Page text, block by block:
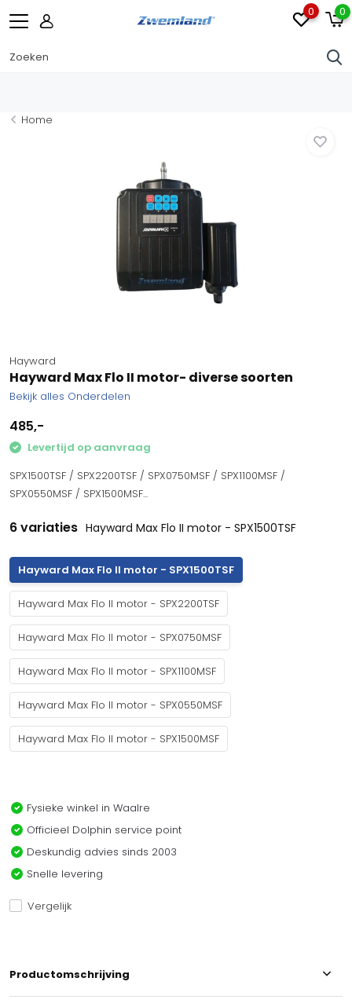
0 0
Home
Hayward
Hayward Max Flo II motor- diverse soorten
Bekijk alles Onderdelen
485,-
Levertijd op aanvraag
SPX1500TSF / SPX2200TSF / SPX0750MSF / SPX1100MSF /
SPX0550MSF / SPX1500MSF...
6 variaties Hayward Max Flo II motor - SPX1500TSF
Hayward Max Flo II motor - SPX1500TSF
Hayward Max Flo II motor - SPX2200TSF
Hayward Max Flo II motor - SPX0750MSF
Hayward Max Flo II motor - SPX1100MSF
Hayward Max Flo II motor - SPX0550MSF
Hayward Max Flo II motor - SPX1500MSF
Fysieke winkel in Waalre
Officieel Dolphin service point
Deskundig advies sinds 2003
Snelle levering
Vergelijk
Productomschrijving